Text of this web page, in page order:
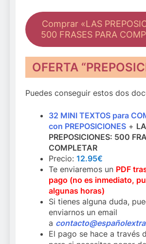
Comprar «LAS
500 FRASES PARA
OFERTA
Puedes conseguir estos dos
32 MINI TEXTOS para
con PREPOSICIONES +
PREPOSICIONES: 500
COMPLETAR
Precio: 12.95€
Te enviaremos un PDF
pago (no es inmediato,
algunas horas)
Si tienes alguna duda,
enviarnos un email
a
El pago se hace a través